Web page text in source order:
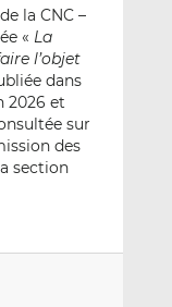
la CNC –
« La
l’objet
dans
2026 et
sur
des
section